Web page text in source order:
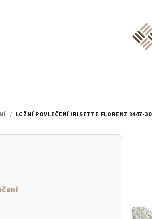
/ LOŽNÍ POVLEČENÍ IRISETTE FLORENZ 8447-30